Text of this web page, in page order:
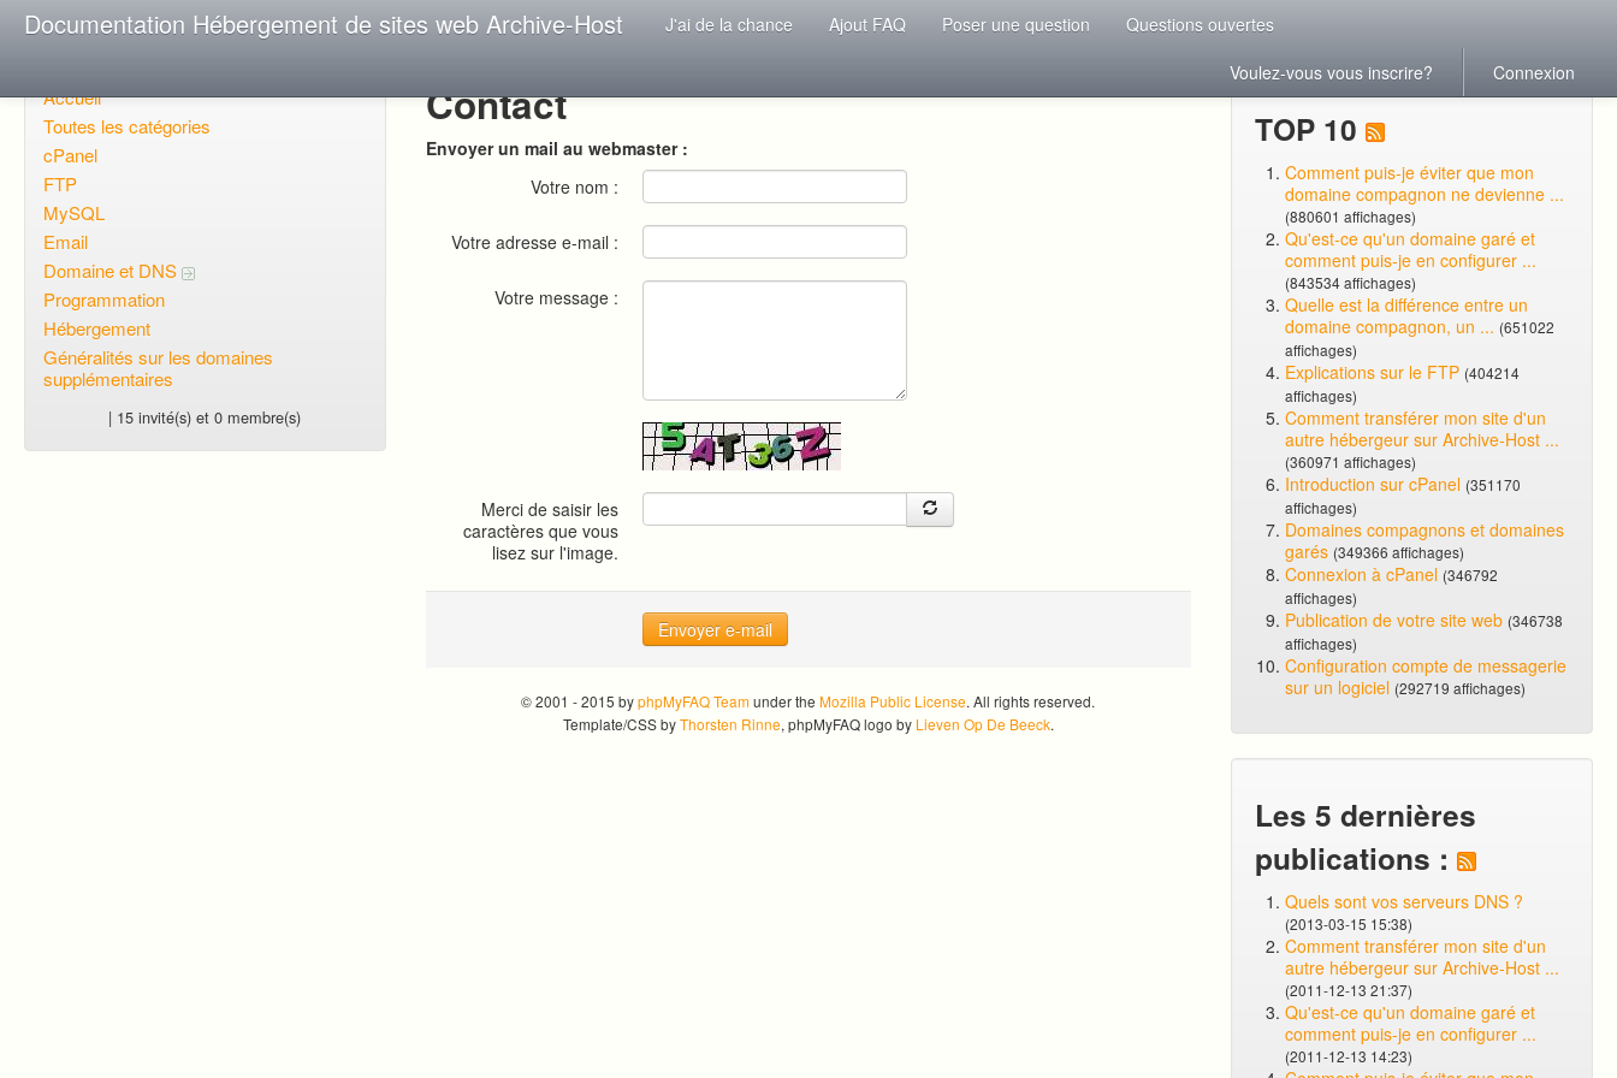
Documentation Hébergement de sites web Archive-Host J'ai de la chance Ajout FAQ Poser une question
Questions ouvertes
Voulez-vous vous inscrire?
Connexion
Accueil
Toutes les catégories
cPanel
FTP
MySQL
Email
Domaine et DNS
Programmation
Hébergement
Généralités sur les domaines
supplémentaires
| 15 invité(s) et 0 membre(s)
Contact
Envoyer un mail au webmaster :
Votre nom :
Votre adresse e-mail :
Votre message :
Merci de saisir les
caractères que vous
lisez sur l'image.
Envoyer e-mail
© 2001 - 2015 byphpMyFAQ Team under theMozilla Public License. All rights reserved.
Template/CSS byThorsten Rinne, phpMyFAQ logo by Lieven Op De Beeck.
TOP 10
Comment puis-je éviter que mon
domaine compagnon ne devienne ...
(880601 affichages)
Qu'est-ce qu'un domaine garé et
comment puis-je en configurer ...
(843534 affichages)
Quelle est la différence entre un
domaine compagnon, un ... (651022
affichages)
Explications sur le FTP (404214
affichages)
Comment transférer mon site d'un
autre hébergeur sur Archive-Host ...
(360971 affichages)
Introduction sur cPanel (351170
affichages)
Domaines compagnons et domaines
garés (349366 affichages)
Connexion à cPanel (346792
affichages)
Publication de votre site web (346738
affichages)
Configuration compte de messagerie
sur un logiciel (292719 affichages)
Les 5 dernières
publications :
Quels sont vos serveurs DNS ?
(2013-03-15 15:38)
Comment transférer mon site d'un
autre hébergeur sur Archive-Host ...
(2011-12-13 21:37)
Qu'est-ce qu'un domaine garé et
comment puis-je en configurer ...
(2011-12-13 14:23)